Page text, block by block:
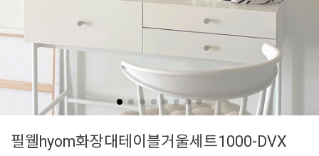
필웰hyom화장대테이블거울세트1000-DVX